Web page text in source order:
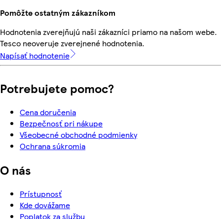
Pomôžte ostatným zákazníkom
Hodnotenia zverejňujú naši zákazníci priamo na našom webe.
Tesco neoveruje zverejnené hodnotenia.
Napísať hodnotenie
Potrebujete pomoc?
Cena doručenia
Bezpečnosť pri nákupe
Všeobecné obchodné podmienky
Ochrana súkromia
O nás
Prístupnosť
Kde dovážame
Poplatok za službu